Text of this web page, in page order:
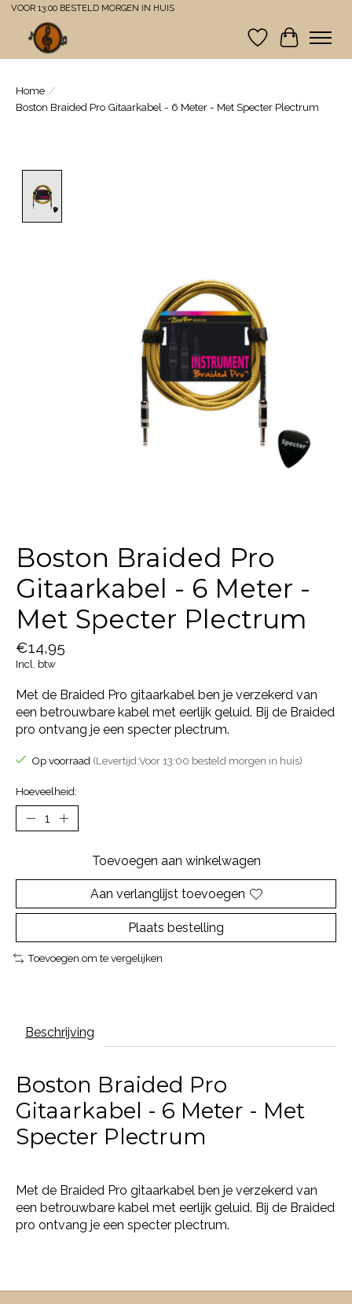
VOOR 13:00 BESTELD MORGEN IN HUIS
Verlanglijst
Home /
Boston Braided Pro Gitaarkabel - 6 Meter - Met Specter Plectrum
Boston Braided Pro
Gitaarkabel - 6 Meter -
Met Specter Plectrum
€14,95
Incl. btw
Met de Braided Pro gitaarkabel ben je verzekerd van
een betrouwbare kabel met eerlijk geluid. Bij de Braided
pro ontvang je een specter plectrum.
Op voorraad (Levertijd:Voor 13:00 besteld morgen in huis)
Hoeveelheid:
Toevoegen aan winkelwagen
Aan verlanglijst toevoegen
Plaats bestelling
Toevoegen om te vergelijken
Beschrijving
Boston Braided Pro
Gitaarkabel - 6 Meter - Met
Specter Plectrum
Met de Braided Pro gitaarkabel ben je verzekerd van
een betrouwbare kabel met eerlijk geluid. Bij de Braided
pro ontvang je een specter plectrum.